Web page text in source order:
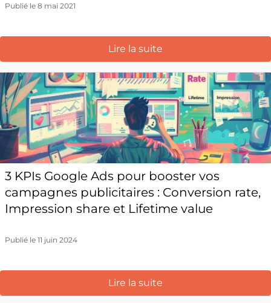
Publié le 8 mai 2021
Lire la suite
3 KPIs Google Ads pour booster vos
campagnes publicitaires : Conversion rate,
Impression share et Lifetime value
Publié le 11 juin 2024
Lire la suite